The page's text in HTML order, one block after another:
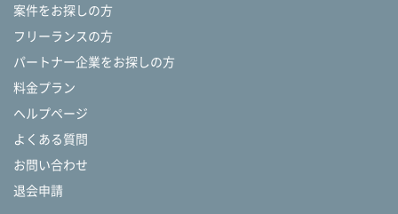
案件をお探しの方
フリーランスの方
パートナー企業をお探しの方
料金プラン
ヘルプページ
よくある質問
お問い合わせ
退会申請